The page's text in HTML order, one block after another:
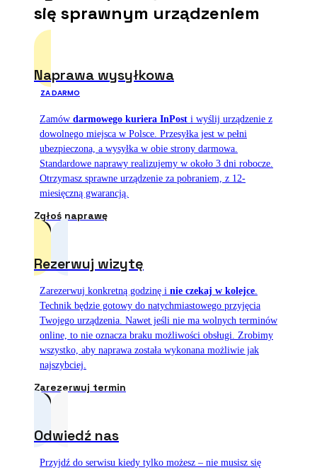
się sprawnym urządzeniem
Naprawa wysyłkowa
ZA DARMO
Zamów darmowego kuriera InPost i wyślij urządzenie z
dowolnego miejsca w Polsce. Przesyłka jest w pełni
ubezpieczona, a wysyłka w obie strony darmowa.
Standardowe naprawy realizujemy w około 3 dni robocze.
Otrzymasz sprawne urządzenie za pobraniem, z 12-
miesięczną gwarancją.
Zgłoś naprawę
Rezerwuj wizytę
Zarezerwuj konkretną godzinę i nie czekaj w kolejce
Technik będzie gotowy do natychmiastowego przyjęcia
Twojego urządzenia. Nawet jeśli nie ma wolnych terminów
online, to nie oznacza braku możliwości obsługi. Zrobimy
wszystko, aby naprawa została wykonana możliwie jak
najszybciej.
Zarezerwuj termin
Odwiedź nas
Przyjdź do serwisu kiedy tylko możesz – nie musisz się